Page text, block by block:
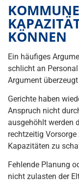
KÖNNEN
Ein häufiges
schlicht an
Argument
Gerichte haben
Anspruch nicht
ausgehöhlt werden
rechtzeitig
Kapazitäten zu
Fehlende Planung
nicht zulasten der